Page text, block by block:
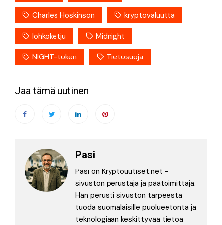
Charles Hoskinson kryptovaluutta
lohkoketju Midnight
NIGHT-token Tietosuoja
Jaa tämä uutinen
Pasi
Pasi on Kryptouutiset.net -
sivuston perustaja ja päätoimittaja.
Hän perusti sivuston tarpeesta
tuoda suomalaisille puolueetonta ja
teknologiaan keskittyvää tietoa